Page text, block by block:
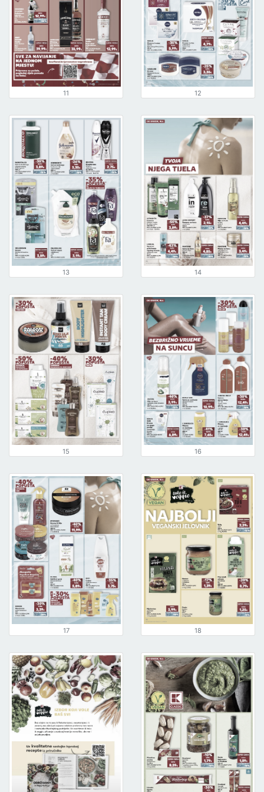
11 12
13 14
15 16
17 18